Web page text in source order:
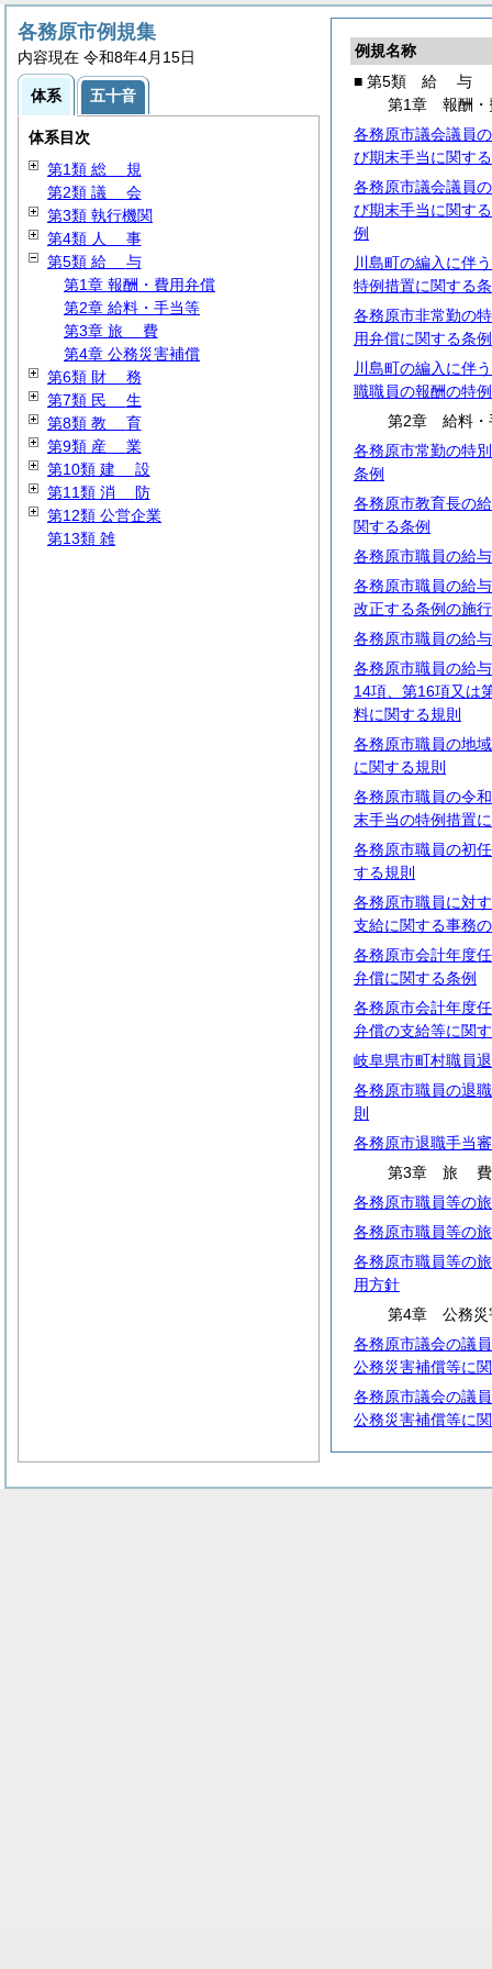
例規名称
■ 第5類 給 与
第1章 報酬・
各務原市議会議員
び期末手当に関す
各務原市議会議員
び期末手当に関す
例
川島町の編入に伴
特例措置に関する
各務原市非常勤の
用弁償に関する条例
川島町の編入に伴
職職員の報酬の特
第2章 給料・
各務原市常勤の特
条例
各務原市教育長の
関する条例
各務原市職員の給
各務原市職員の給
改正する条例の施
各務原市職員の給
各務原市職員の給
14項、第16項又は
料に関する規則
各務原市職員の地
に関する規則
各務原市職員の令
末手当の特例措置
各務原市職員の初
する規則
各務原市職員に対
支給に関する事務
各務原市会計年度
弁償に関する条例
各務原市会計年度
弁償の支給等に関
岐阜県市町村職員
各務原市職員の退
則
各務原市退職手当
第3章 旅費
各務原市職員等の
各務原市職員等の
各務原市職員等の
用方針
第4章 公務災
各務原市議会の議
公務災害補償等に
各務原市議会の議
公務災害補償等に
各務原市例規集
内容現在 令和8年4月15日
体系 五十音
体系目次
第1類 総 規
第2類 議 会
第3類 執行機関
第4類 人 事
第5類 給 与
第1章 報酬・費用弁償
第2章 給料・手当等
第3章 旅 費
第4章 公務災害補償
第6類 財 務
第7類 民 生
第8類 教 育
第9類 産 業
第10類 建 設
第11類 消 防
第12類 公営企業
第13類 雑